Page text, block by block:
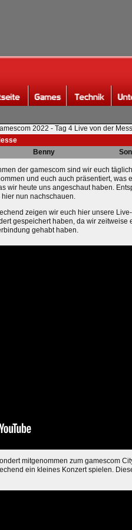
2022 - Tag 4 Live von der
Benny
der gamescom sind wir euch
und euch auch präsentiert, was
wir heute uns angeschaut haben.
hier nun nachschauen.
zeigen wir euch hier unsere
gespeichert haben, da wir zeitweise
gehabt haben.
mitgenommen zum gamescom
ein kleines Konzert spielen.